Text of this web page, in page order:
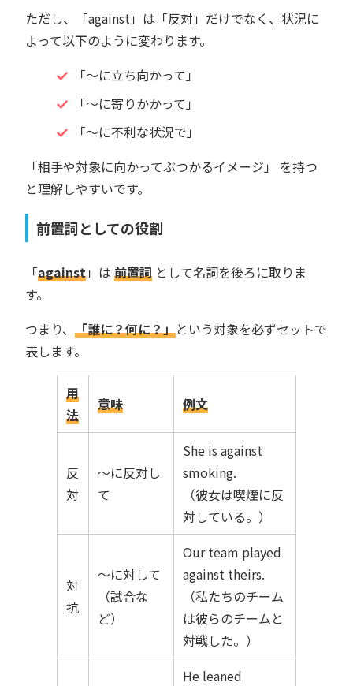
ただし、「against」は「反対」だけでなく、状況に
よって以下のように変わります。
「〜に立ち向かって」
「〜に寄りかかって」
「〜に不利な状況で」
「相手や対象に向かってぶつかるイメージ」 を持つ
と理解しやすいです。
前置詞としての役割
「against」は 前置詞 として名詞を後ろに取りま
す。
つまり、 「誰に？何に？」という対象を必ずセットで
表します。
用
法
意味 例文
反
対
〜に反対し
て
She is against
smoking.
（彼女は喫煙に反
対している。）
対
抗
〜に対して
（試合な
ど）
Our team played
against theirs.
（私たちのチーム
は彼らのチームと
対戦した。）
He leaned